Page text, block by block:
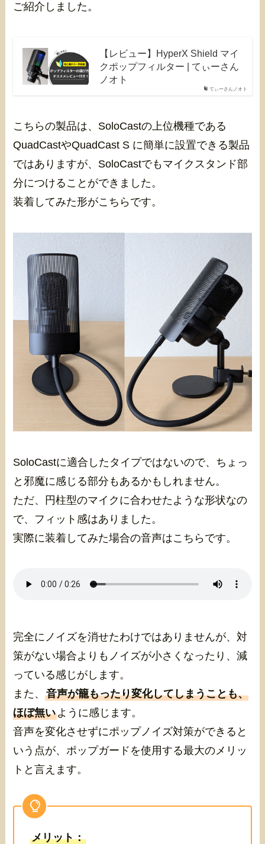
ご紹介しました。
てぃーさんノオト
【レビュー】HyperX Shield マイ
クポップフィルター | てぃーさん
ノオト
こちらの製品は、SoloCastの上位機種である
QuadCastやQuadCast S に簡単に設置できる製品
ではありますが、SoloCastでもマイクスタンド部
分につけることができました。
装着してみた形がこちらです。
SoloCastに適合したタイプではないので、ちょっ
と邪魔に感じる部分もあるかもしれません。
ただ、円柱型のマイクに合わせたような形状なの
で、フィット感はありました。
実際に装着してみた場合の音声はこちらです。
完全にノイズを消せたわけではありませんが、対
策がない場合よりもノイズが小さくなったり、減
っている感じがします。
また、音声が籠もったり変化してしまうことも、
ほぼ無いように感じます。
音声を変化させずにポップノイズ対策ができると
いう点が、ポップガードを使用する最大のメリッ
トと言えます。
メリット：